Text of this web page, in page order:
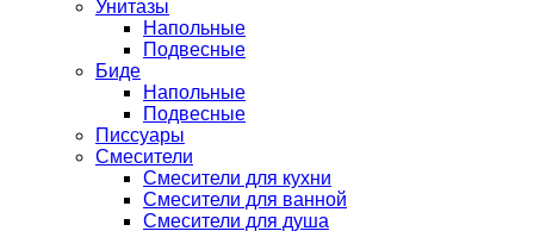
Унитазы
Напольные
Подвесные
Биде
Напольные
Подвесные
Писсуары
Смесители
Смесители для кухни
Смесители для ванной
Смесители для душа